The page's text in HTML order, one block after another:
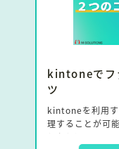
kintoneでフ
ツ
kintoneを利用す
理することが可能
しかしkintone